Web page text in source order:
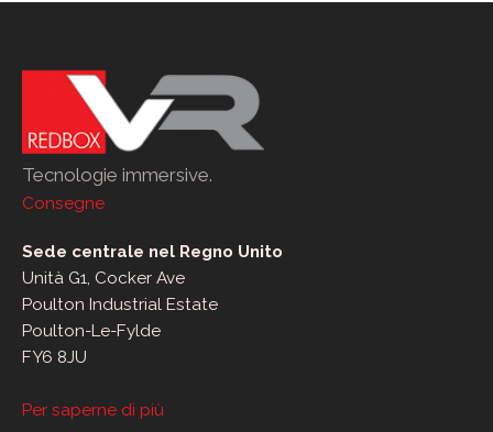
Tecnologie immersive.
Consegne
Sede centrale nel Regno Unito
Unità G1, Cocker Ave
Poulton Industrial Estate
Poulton-Le-Fylde
FY6 8JU
Per saperne di più